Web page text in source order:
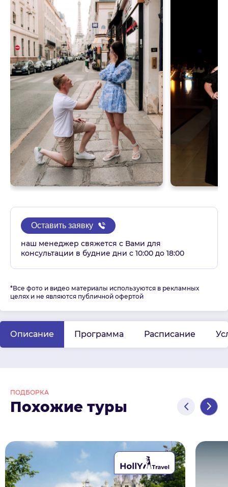
Оставить заявку
наш менеджер свяжется с Вами для
консультации в будние дни с 10:00 до 18:00
*Все фото и видео материалы используются в рекламных
целях и не являются публичной офертой
Описание Программа Расписание
ПОДБОРКА
Похожие туры